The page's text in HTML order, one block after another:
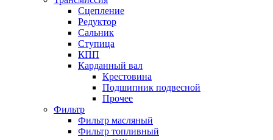
Сцепление
Редуктор
Сальник
Ступица
КПП
Карданный вал
Крестовина
Подшипник подвесной
Прочее
Фильтр
Фильтр масляный
Фильтр топливный